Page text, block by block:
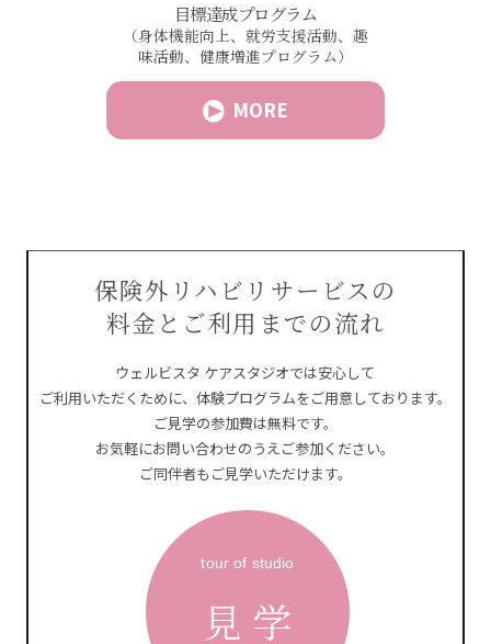
目標達成プログラム
（身体機能向上、就労支援活動、趣
味活動、 健康増進プログラム）
MORE
保険外リハビリサービスの
料金とご利用までの流れ
ウェルビスタ ケアスタジオでは安心して
ご利用いただくために、体験プログラムをご用意しております。
ご見学の参加費は無料です。
お気軽にお問い合わせのうえご参加ください。
ご同伴者もご見学いただけます。
tour of studio
見 学